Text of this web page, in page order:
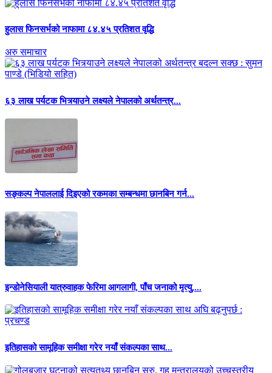
हुलास फिनसर्भको नाफामा ८४.४५ प्रतिशत वृद्धि
अरु समाचार
६३ लाख पर्यटक भित्र्याउने लक्ष्यले नेपालको अर्थतन्त्र...
सङ्कल्प नेपाललाई दिइएको रकमका सम्बन्धमा छानबिन गर्न...
इन्डोनेसियाली यात्रुवाहक फेरिमा आगलागी, पाँच जनाको मृत्यु,...
इतिहासको सामूहिक समीक्षा गरेर नयाँ संकल्पका साथ...